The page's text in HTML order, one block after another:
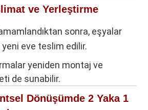
ve Yerleştirme
sonra, eşyalar
yeni eve teslim edilir.
yeniden montaj ve
de sunabilir.
Dönüşümde 2 Yaka 1